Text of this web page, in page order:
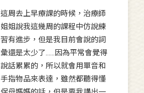
這周去上早療課的時候，治療師
姐姐說我這幾周的課程中仿說練
習有進步，但是我目前會說的詞
彙還是太少了……因為平常會覺得
說話累累的，所以就會用單音和
手指物品來表達，雖然都聽得懂